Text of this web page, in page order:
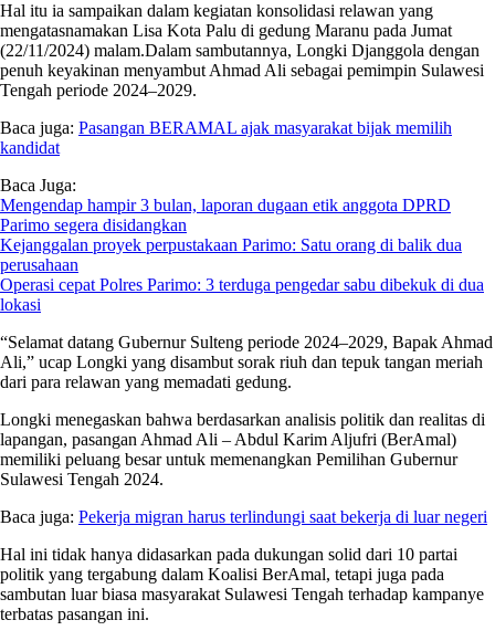
Hal itu ia sampaikan dalam kegiatan konsolidasi relawan yang
mengatasnamakan Lisa Kota Palu di gedung Maranu pada Jumat
(22/11/2024) malam.Dalam sambutannya, Longki Djanggola dengan
penuh keyakinan menyambut Ahmad Ali sebagai pemimpin Sulawesi
Tengah periode 2024–2029.
Baca juga: Pasangan BERAMAL ajak masyarakat bijak memilih
kandidat
Baca Juga:
Mengendap hampir 3 bulan, laporan dugaan etik anggota DPRD
Parimo segera disidangkan
Kejanggalan proyek perpustakaan Parimo: Satu orang di balik dua
perusahaan
Operasi cepat Polres Parimo: 3 terduga pengedar sabu dibekuk di dua
lokasi
“Selamat datang Gubernur Sulteng periode 2024–2029, Bapak Ahmad
Ali,” ucap Longki yang disambut sorak riuh dan tepuk tangan meriah
dari para relawan yang memadati gedung.
Longki menegaskan bahwa berdasarkan analisis politik dan realitas di
lapangan, pasangan Ahmad Ali – Abdul Karim Aljufri (BerAmal)
memiliki peluang besar untuk memenangkan Pemilihan Gubernur
Sulawesi Tengah 2024.
Baca juga: Pekerja migran harus terlindungi saat bekerja di luar negeri
Hal ini tidak hanya didasarkan pada dukungan solid dari 10 partai
politik yang tergabung dalam Koalisi BerAmal, tetapi juga pada
sambutan luar biasa masyarakat Sulawesi Tengah terhadap kampanye
terbatas pasangan ini.